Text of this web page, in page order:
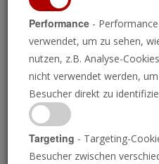
Russland
schärfen
ihre
JEREMIAH JACQUES •
Performance -
verwendet, um zu sehen,
nutzen, z.B. Analyse-
nicht verwendet werden,
Besucher direkt zu
Targeting - Targeting-
Besucher zwischen